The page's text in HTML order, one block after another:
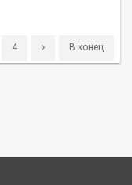
4 В конец